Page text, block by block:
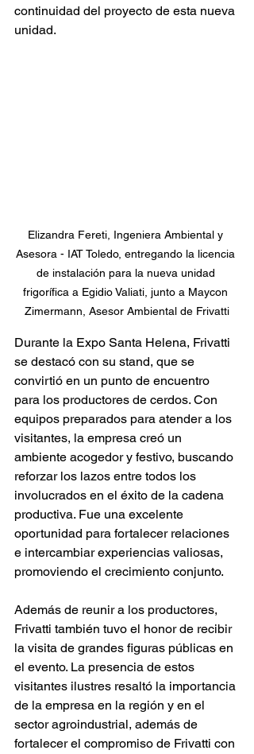
continuidad del proyecto de esta nueva
unidad.
Elizandra Fereti, Ingeniera Ambiental y
Asesora - IAT Toledo, entregando la licencia
de instalación para la nueva unidad
frigorífica a Egidio Valiati, junto a Maycon
Zimermann, Asesor Ambiental de Frivatti
Durante la Expo Santa Helena, Frivatti
se destacó con su stand, que se
convirtió en un punto de encuentro
para los productores de cerdos. Con
equipos preparados para atender a los
visitantes, la empresa creó un
ambiente acogedor y festivo, buscando
reforzar los lazos entre todos los
involucrados en el éxito de la cadena
productiva. Fue una excelente
oportunidad para fortalecer relaciones
e intercambiar experiencias valiosas,
promoviendo el crecimiento conjunto.
Además de reunir a los productores,
Frivatti también tuvo el honor de recibir
la visita de grandes figuras públicas en
el evento. La presencia de estos
visitantes ilustres resaltó la importancia
de la empresa en la región y en el
sector agroindustrial, además de
fortalecer el compromiso de Frivatti con